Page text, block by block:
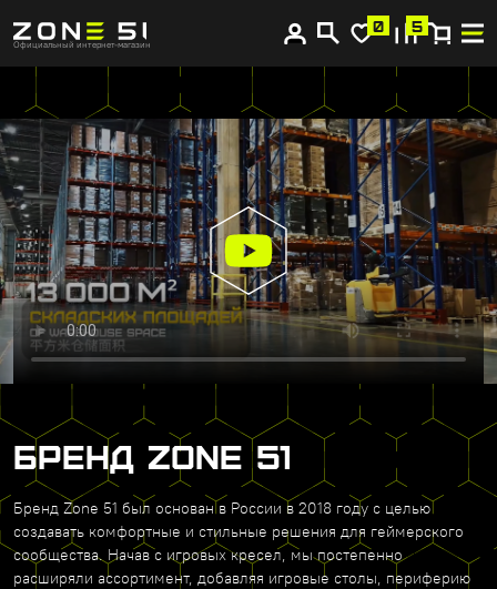
Официальный интернет-магазин
0 5
Главная О бренде
БРЕНД ZONE 51
Бренд Zone 51 был основан в России в 2018 году с целью
создавать комфортные и стильные решения для геймерского
сообщества. Начав с игровых кресел, мы постепенно
расширяли ассортимент, добавляя игровые столы, периферию